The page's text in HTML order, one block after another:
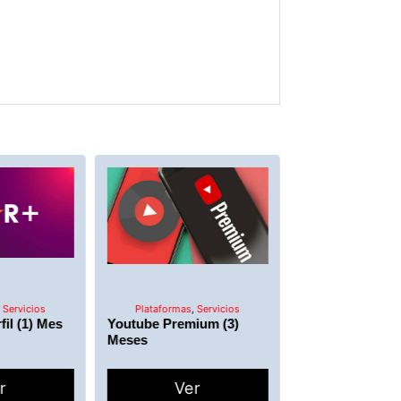
,Servicios
(1) Mes
Plataformas Servicios
Youtube Premium (3)
Meses
Ver